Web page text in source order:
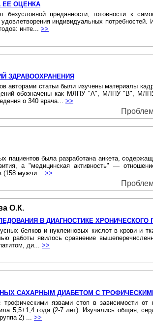
ЕЕ ОЦЕНКА
безусловной преданности, готовности к
индивидуальных
инте... >>
ЗДРАВООХРАНЕНИЯ
авторами статьи были изучены материалы
обозначены как МЛПУ "А", МЛПУ "В",
о 340 врача... >>
была разработана анкета,
а "медицинская активность" —
(158 мужчи... >>
О.К.
В ДИАГНОСТИКЕ ХРОНИЧЕСКОГО
белков и нуклеиновых кислот в крови и
работы явилось сравнение
ди... >>
САХАРНЫМ ДИАБЕТОМ С
язвами стоп в зависимости от
5,5+1,4 года (2-7 лет). Изучались общая,
2) ... >>